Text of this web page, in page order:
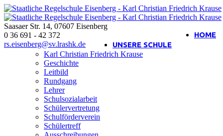
Saasaer Str. 14, 07607 Eisenberg
0 36 691 - 42 372
rs.eisenberg@sv.lrashk.de
HOME
UNSERE SCHULE
Karl Christian Friedrich Krause
Geschichte
Leitbild
Rundgang
Lehrer
Schulsozialarbeit
Schülervertretung
Schulförderverein
Schülertreff